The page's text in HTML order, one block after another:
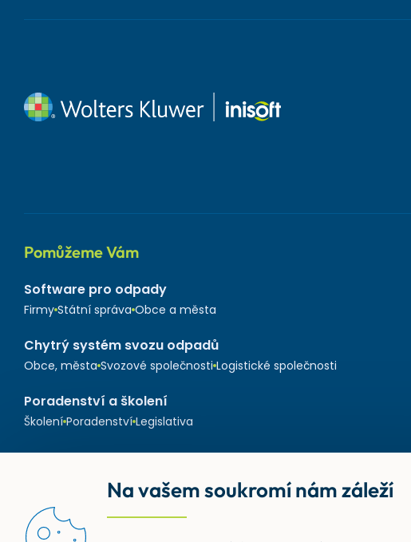
Pomůžeme Vám
Software pro odpady
Firmy Státní správa Obce a města
Chytrý systém svozu odpadů
Obce, města Svozové společnosti Logistické společnosti
Poradenství a školení
Školení Poradenství Legislativa
Na vašem soukromí nám záleží